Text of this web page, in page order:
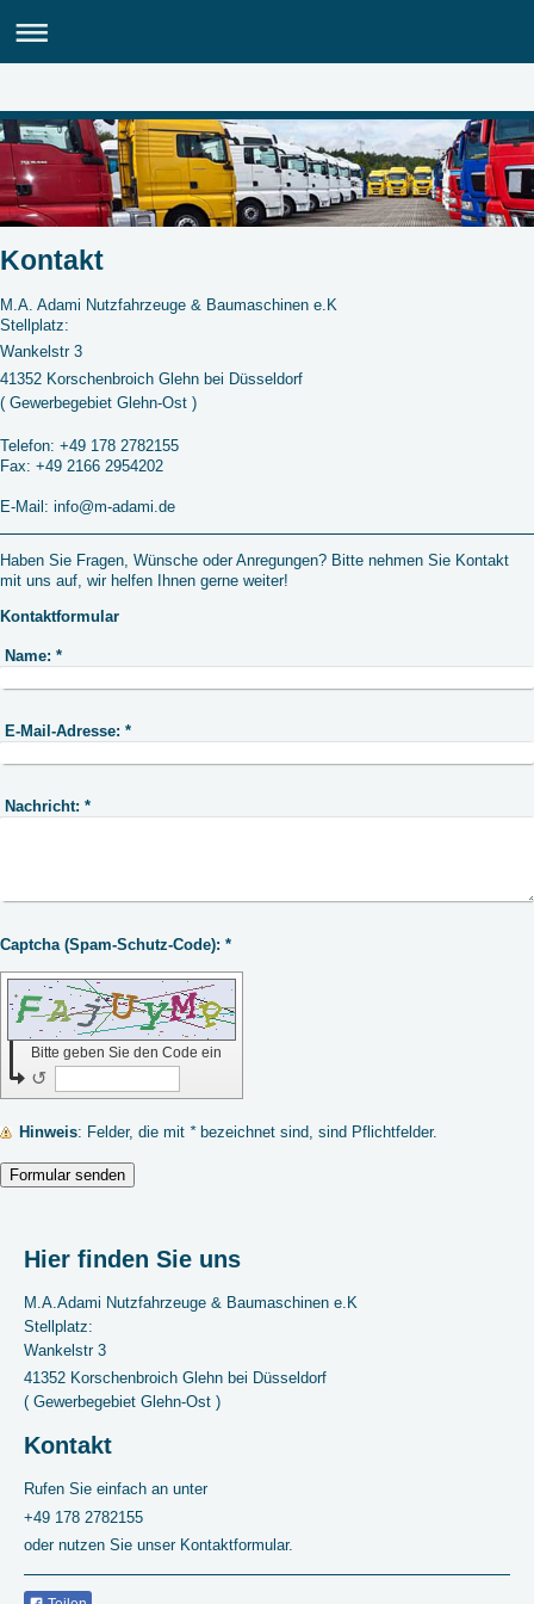
Kontakt
M.A. Adami Nutzfahrzeuge & Baumaschinen e.K
Stellplatz:
Wankelstr 3
41352 Korschenbroich Glehn bei Düsseldorf
( Gewerbegebiet Glehn-Ost )
Telefon: +49 178 2782155
Fax: +49 2166 2954202
E-Mail: info@m-adami.de
Haben Sie Fragen, Wünsche oder Anregungen? Bitte nehmen Sie Kontakt
mit uns auf, wir helfen Ihnen gerne weiter!
Kontaktformular
Name: *
E-Mail-Adresse: *
Nachricht: *
Captcha (Spam-Schutz-Code): *
Bitte geben Sie den Code ein
↺
Hinweis : Felder, die mit *bezeichnet sind, sind Pflichtfelder.
Hier finden Sie uns
M.A.Adami Nutzfahrzeuge & Baumaschinen e.K
Stellplatz:
Wankelstr 3
41352 Korschenbroich Glehn bei Düsseldorf
( Gewerbegebiet Glehn-Ost )
Kontakt
Rufen Sie einfach an unter
+49 178 2782155
oder nutzen Sie unser Kontaktformular.